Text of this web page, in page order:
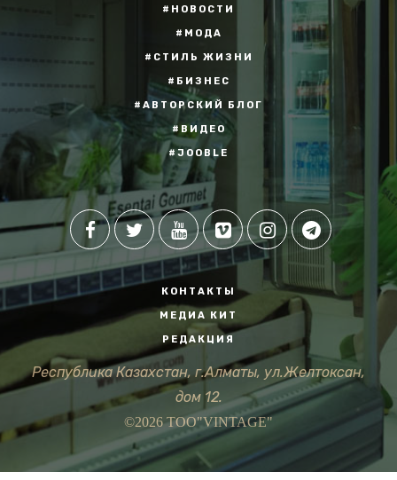
#НОВОСТИ
#МОДА
#СТИЛЬ ЖИЗНИ
#БИЗНЕС
#АВТОРСКИЙ БЛОГ
#ВИДЕО
#JOOBLE
КОНТАКТЫ
МЕДИА КИТ
РЕДАКЦИЯ
Республика Казахстан, г.Алматы, ул.Желтоксан,
дом 12.
©2026 ТОО"VINTAGE"